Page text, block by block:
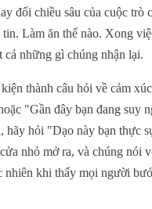
đổi chiều sâu của cuộc
Làm ăn thế nào. Xong
những gì chúng nhận lại.
thành câu hỏi về cảm
"Gần đây bạn đang
hãy hỏi "Dạo này bạn thực
nhỏ mở ra, và chúng nói
nhiên khi thấy mọi người